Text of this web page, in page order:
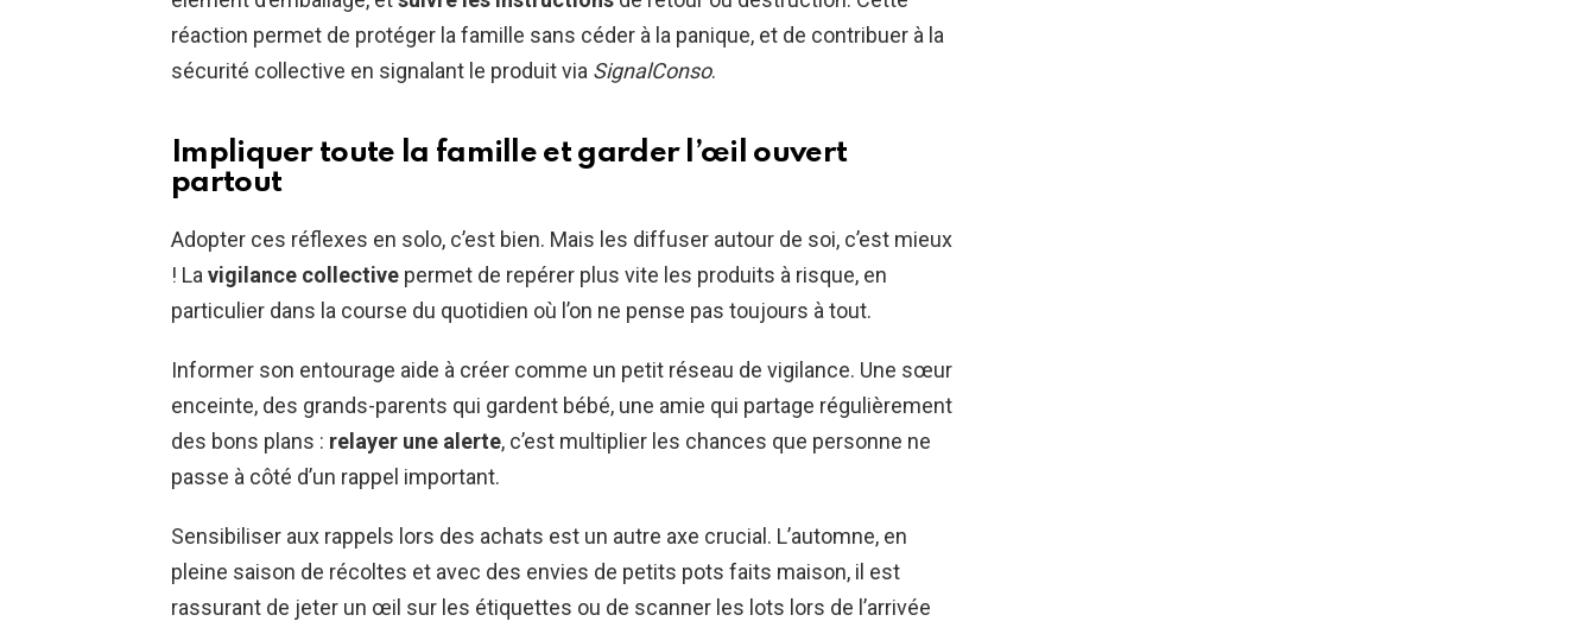
réaction permet de protéger la famille sans céder à la panique, et de contribuer à la
sécurité collective en signalant le produit via SignalConso.
Impliquer toute la famille et garder l’œil ouvert
partout
Adopter ces réflexes en solo, c’est bien. Mais les diffuser autour de soi, c’est mieux
! La vigilance collective permet de repérer plus vite les produits à risque, en
particulier dans la course du quotidien où l’on ne pense pas toujours à tout.
Informer son entourage aide à créer comme un petit réseau de vigilance. Une sœur
enceinte, des grands-parents qui gardent bébé, une amie qui partage régulièrement
des bons plans : relayer une alerte, c’est multiplier les chances que personne ne
passe à côté d’un rappel important.
Sensibiliser aux rappels lors des achats est un autre axe crucial. L’automne, en
pleine saison de récoltes et avec des envies de petits pots faits maison, il est
rassurant de jeter un œil sur les étiquettes ou de scanner les lots lors de l’arrivée